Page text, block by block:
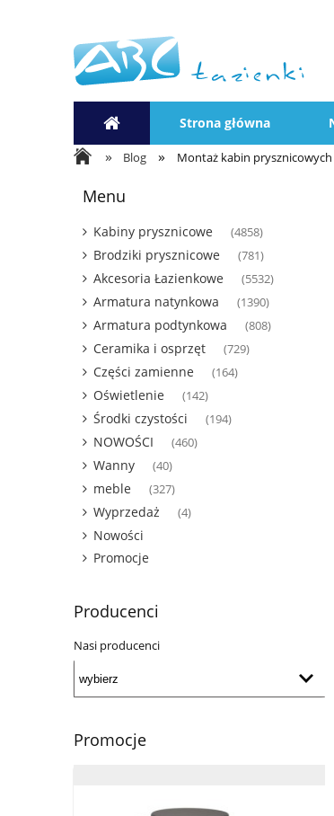
Strona główna
» Blog » Montaż kabin prysznicowych
Menu
Kabiny prysznicowe (4858)
Brodziki prysznicowe (781)
Akcesoria Łazienkowe (5532)
Armatura natynkowa (1390)
Armatura podtynkowa (808)
Ceramika i osprzęt (729)
Części zamienne (164)
Oświetlenie (142)
Środki czystości (194)
NOWOŚCI (460)
Wanny (40)
meble (327)
Wyprzedaż (4)
Nowości
Promocje
Producenci
Nasi producenci
Promocje